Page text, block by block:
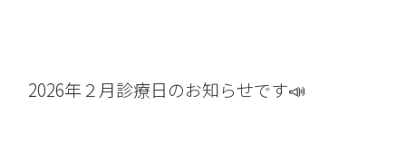
2026年２月診療日のお知らせです📣